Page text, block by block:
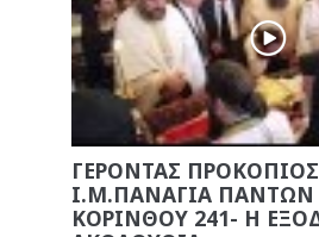
ΓΕΡΟΝΤΑΣ ΠΡΟΚΟΠΙΟΣ
Ι.Μ.ΠΑΝΑΓΙΑ ΠΑΝΤΩΝ
ΚΟΡΙΝΘΟΥ 241- Η